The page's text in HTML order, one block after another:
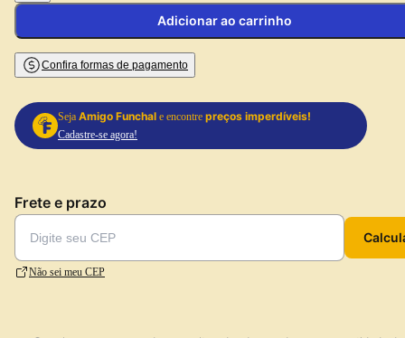
Adicionar ao carrinho
Confira formas de pagamento
Seja Amigo Funchal e encontre preços imperdíveis!
Cadastre-se agora!
Frete e prazo
Não sei meu CEP